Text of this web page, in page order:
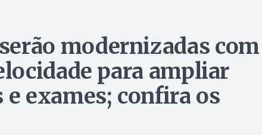
modernizadas com
para ampliar
exames; confira os